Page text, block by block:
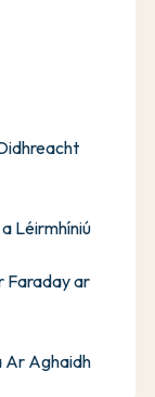
Léirmhíniú
Faraday ar
Ar Aghaidh